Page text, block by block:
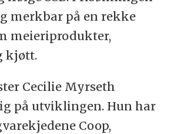
merkbar på en rekke
meieriprodukter,
kjøtt.
Cecilie Myrseth
på utviklingen. Hun har
Coop,